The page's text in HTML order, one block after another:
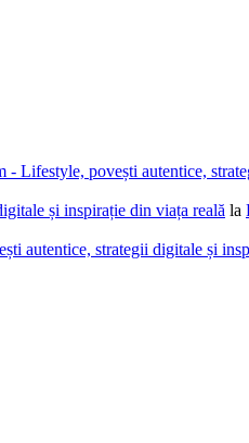
Lifestyle, povești autentice,
și inspirație din viața reală la
autentice, strategii digitale și